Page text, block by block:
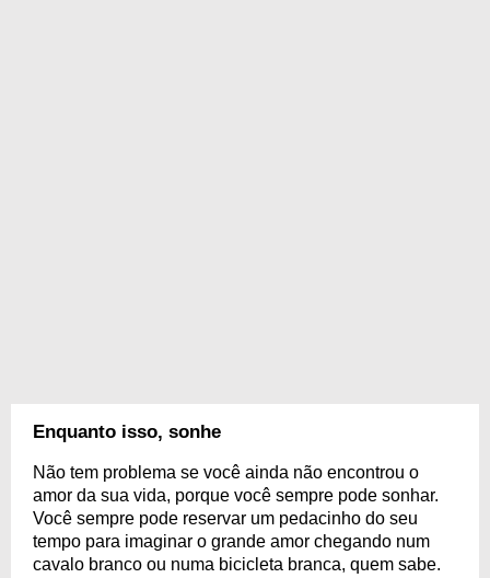
Enquanto isso, sonhe
Não tem problema se você ainda não encontrou o
amor da sua vida, porque você sempre pode sonhar.
Você sempre pode reservar um pedacinho do seu
tempo para imaginar o grande amor chegando num
cavalo branco ou numa bicicleta branca, quem sabe.